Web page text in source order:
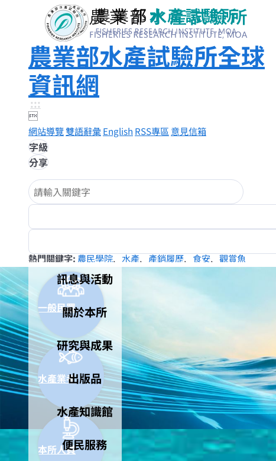
農業部水產試驗所全球
資訊網
:::

網站導覽雙語辭彙English RSS專區 意見信箱
字級
分享
熱門關鍵字 農民學院 水產 產銷履歷 食安 觀賞魚
訊息與活動
關於本所
研究與成果
出版品
水產知識館
便民服務
一般民眾
水產業者
本所人員